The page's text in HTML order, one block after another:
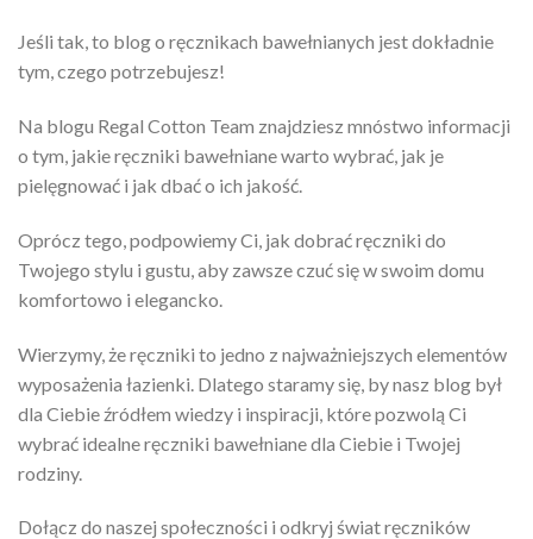
Jeśli tak, to blog o ręcznikach bawełnianych jest dokładnie
tym, czego potrzebujesz!
Na blogu Regal Cotton Team znajdziesz mnóstwo informacji
o tym, jakie ręczniki bawełniane warto wybrać, jak je
pielęgnować i jak dbać o ich jakość.
Oprócz tego, podpowiemy Ci, jak dobrać ręczniki do
Twojego stylu i gustu, aby zawsze czuć się w swoim domu
komfortowo i elegancko.
Wierzymy, że ręczniki to jedno z najważniejszych elementów
wyposażenia łazienki. Dlatego staramy się, by nasz blog był
dla Ciebie źródłem wiedzy i inspiracji, które pozwolą Ci
wybrać idealne ręczniki bawełniane dla Ciebie i Twojej
rodziny.
Dołącz do naszej społeczności i odkryj świat ręczników